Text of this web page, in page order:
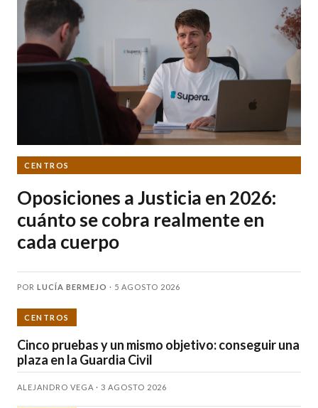
CENTROS
Oposiciones a Justicia en 2026:
cuánto se cobra realmente en
cada cuerpo
POR LUCÍA BERMEJO · 5 AGOSTO 2026
CENTROS
Cinco pruebas y un mismo objetivo: conseguir una
plaza en la Guardia Civil
ALEJANDRO VEGA · 3 AGOSTO 2026